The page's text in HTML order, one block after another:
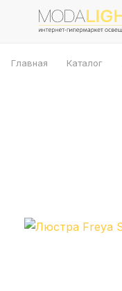
Главная Каталог